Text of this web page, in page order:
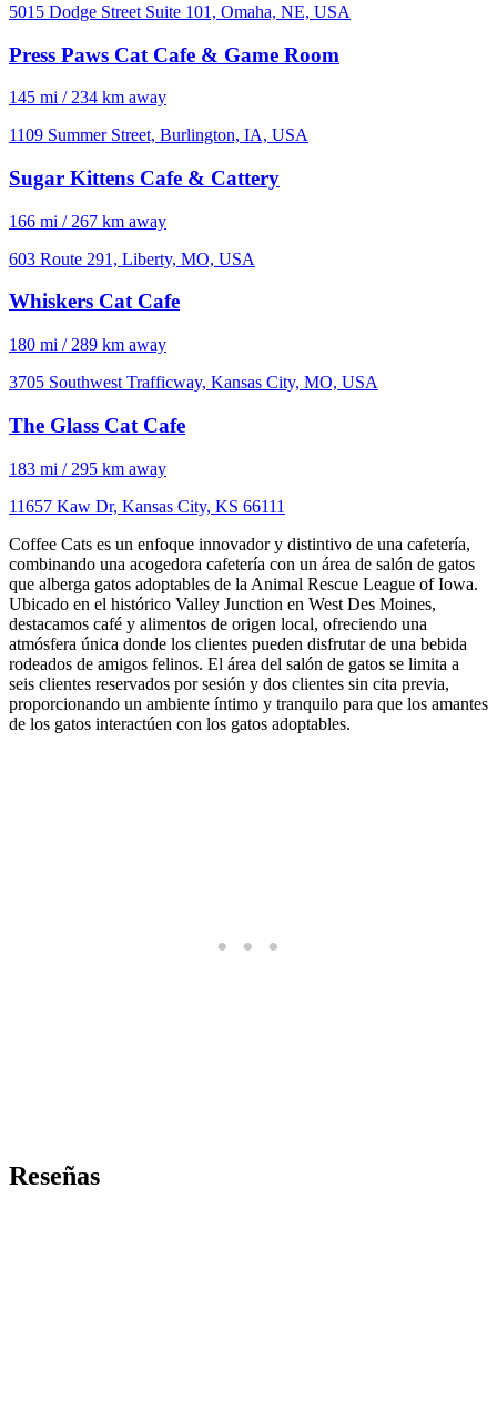
5015 Dodge Street Suite 101, Omaha, NE, USA
Press Paws Cat Cafe & Game Room
145 mi / 234 km away
1109 Summer Street, Burlington, IA, USA
Sugar Kittens Cafe & Cattery
166 mi / 267 km away
603 Route 291, Liberty, MO, USA
Whiskers Cat Cafe
180 mi / 289 km away
3705 Southwest Trafficway, Kansas City, MO, USA
The Glass Cat Cafe
183 mi / 295 km away
11657 Kaw Dr, Kansas City, KS 66111
Coffee Cats es un enfoque innovador y distintivo de una cafetería,
combinando una acogedora cafetería con un área de salón de gatos
que alberga gatos adoptables de la Animal Rescue League of Iowa.
Ubicado en el histórico Valley Junction en West Des Moines,
destacamos café y alimentos de origen local, ofreciendo una
atmósfera única donde los clientes pueden disfrutar de una bebida
rodeados de amigos felinos. El área del salón de gatos se limita a
seis clientes reservados por sesión y dos clientes sin cita previa,
proporcionando un ambiente íntimo y tranquilo para que los amantes
de los gatos interactúen con los gatos adoptables.
Reseñas